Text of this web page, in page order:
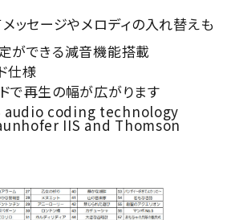
ッセージやメロディの入れ替えも
ができる減音機能搭載
仕様
で再生の幅が広がります
audio coding technology
IIS and Thomson